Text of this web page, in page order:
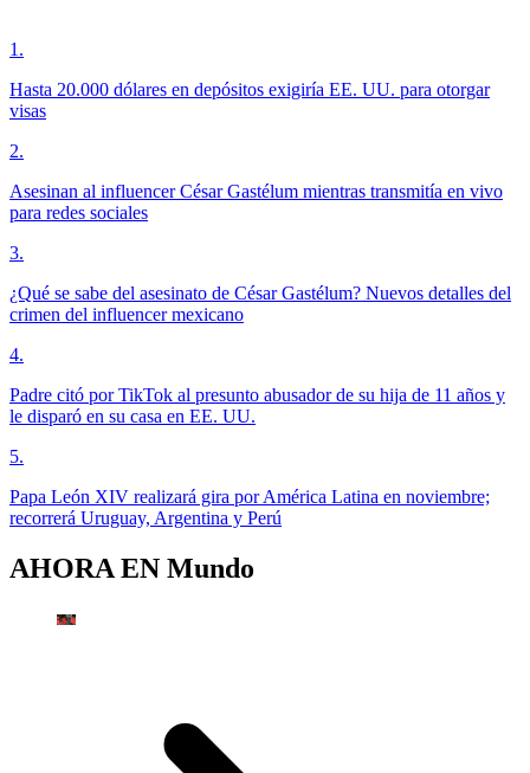
1 .
Hasta 20.000 dólares en depósitos exigiría EE. UU. para otorgar
visas
2.
Asesinan al influencer César Gastélum mientras transmitía en vivo
para redes sociales
3.
¿Qué se sabe del asesinato de César Gastélum? Nuevos detalles del
crimen del influencer mexicano
4.
Padre citó por TikTok al presunto abusador de su hija de 11 años y
le disparó en su casa en EE. UU.
5.
Papa León XIV realizará gira por América Latina en noviembre;
recorrerá Uruguay, Argentina y Perú
AHORA EN Mundo